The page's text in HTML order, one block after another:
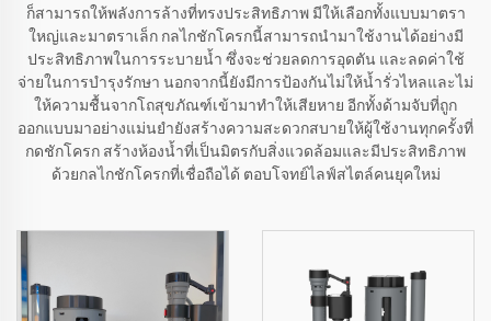
ก็สามารถให้พลังการล้างที่ทรงประสิทธิภาพ มีให้เลือกทั้งแบบมาตรา
ใหญ่และมาตราเล็ก กลไกชักโครกนี้สามารถนำมาใช้งานได้อย่างมี
ประสิทธิภาพในการระบายน้ำ ซึ่งจะช่วยลดการอุดตัน และลดค่าใช้
จ่ายในการบำรุงรักษา นอกจากนี้ยังมีการป้องกันไม่ให้น้ำรั่วไหลและไม่
ให้ความชื้นจากโถสุขภัณฑ์เข้ามาทำให้เสียหาย อีกทั้งด้ามจับที่ถูก
ออกแบบมาอย่างแม่นยำยังสร้างความสะดวกสบายให้ผู้ใช้งานทุกครั้งที่
กดชักโครก สร้างห้องน้ำที่เป็นมิตรกับสิ่งแวดล้อมและมีประสิทธิภาพ
ด้วยกลไกชักโครกที่เชื่อถือได้ ตอบโจทย์ไลฟ์สไตล์คนยุคใหม่